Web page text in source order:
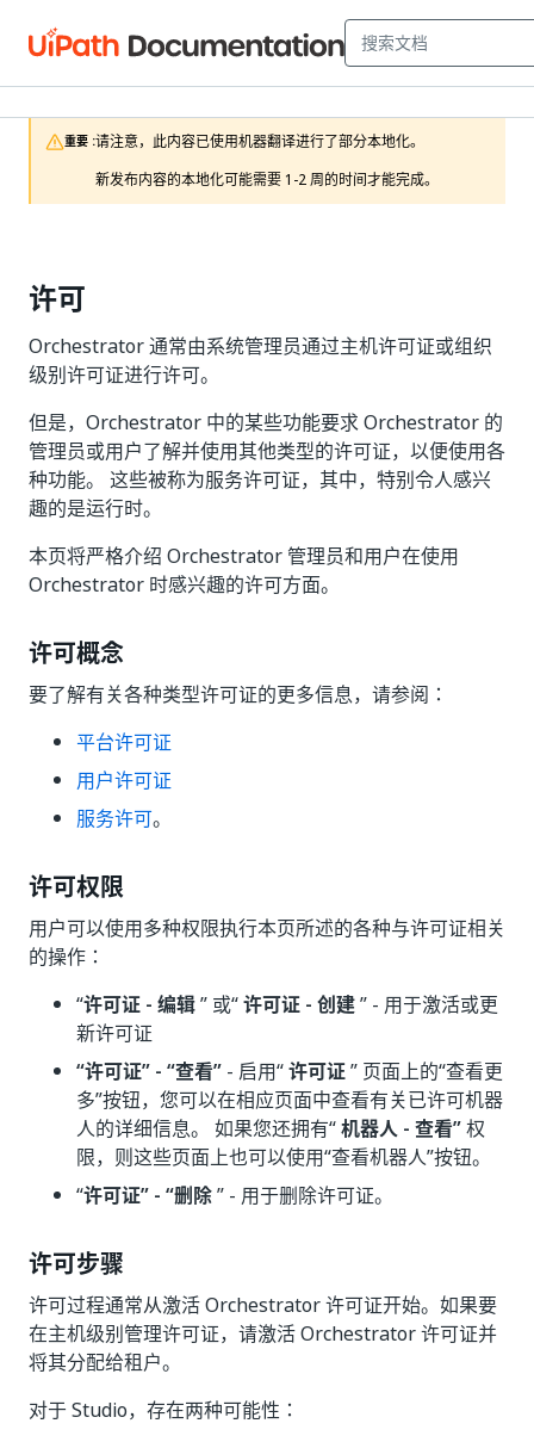
重要 :请注意，此内容已使用机器翻译进行了部分本地化。
新发布内容的本地化可能需要 1-2 周的时间才能完成。
许可
Orchestrator 通常由系统管理员通过主机许可证或组织
级别许可证进行许可。
但是，Orchestrator 中的某些功能要求 Orchestrator 的
管理员或用户了解并使用其他类型的许可证，以便使用各
种功能。 这些被称为服务许可证，其中，特别令人感兴
趣的是运行时。
本页将严格介绍 Orchestrator 管理员和用户在使用
Orchestrator 时感兴趣的许可方面。
许可概念
要了解有关各种类型许可证的更多信息，请参阅：
平台许可证
用户许可证
服务许可。
许可权限
用户可以使用多种权限执行本页所述的各种与许可证相关
的操作：
“许可证 - 编辑” 或“许可证 - 创建” - 用于激活或更
新许可证
“许可证” - “查看” - 启用“许可证” 页面上的“查看更
多”按钮，您可以在相应页面中查看有关已许可机器
人的详细信息。 如果您还拥有“机器人 - 查看”权
限，则这些页面上也可以使用“查看机器人”按钮。
“许可证” - “删除” - 用于删除许可证。
许可步骤
许可过程通常从激活 Orchestrator 许可证开始。如果要
在主机级别管理许可证，请激活 Orchestrator 许可证并
将其分配给租户。
对于 Studio，存在两种可能性：